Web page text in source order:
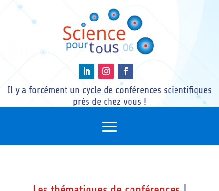
Il y a forcément un cycle de conférences scientifiques
près de chez vous !